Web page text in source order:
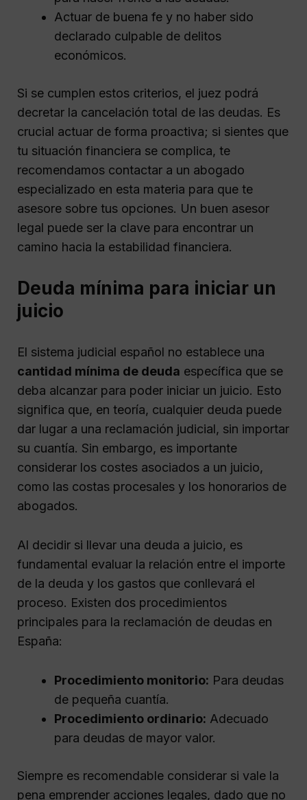
Actuar de buena fe y no haber sido
declarado culpable de delitos
económicos.
Si se cumplen estos criterios, el juez podrá
decretar la cancelación total de las deudas. Es
crucial actuar de forma proactiva; si sientes que
tu situación financiera se complica, te
recomendamos contactar a un abogado
especializado en esta materia para que te
asesore sobre tus opciones. Un buen asesor
legal puede ser la clave para encontrar un
camino hacia la estabilidad financiera.
Deuda mínima para iniciar un
juicio
El sistema judicial español no establece una
cantidad mínima de deuda específica que se
deba alcanzar para poder iniciar un juicio. Esto
significa que, en teoría, cualquier deuda puede
dar lugar a una reclamación judicial, sin importar
su cuantía. Sin embargo, es importante
considerar los costes asociados a un juicio,
como las costas procesales y los honorarios de
abogados.
Al decidir si llevar una deuda a juicio, es
fundamental evaluar la relación entre el importe
de la deuda y los gastos que conllevará el
proceso. Existen dos procedimientos
principales para la reclamación de deudas en
España:
Procedimiento monitorio: Para deudas
de pequeña cuantía.
Procedimiento ordinario: Adecuado
para deudas de mayor valor.
Siempre es recomendable considerar si vale la
pena emprender acciones legales, dado que no